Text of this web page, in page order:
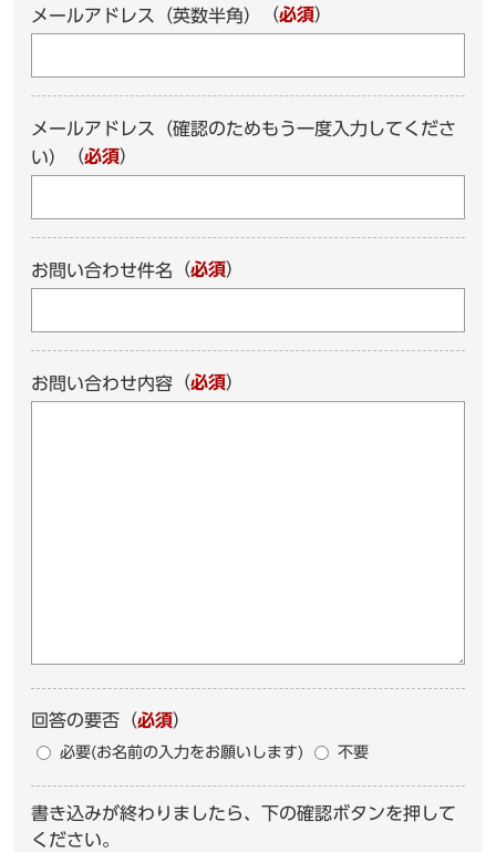
メールアドレス（英数半角） （必須）
メールアドレス（確認のためもう一度入力してくださ
い）
（必須）
お問い合わせ件名 （必須）
お問い合わせ内容 （必須）
回答の要否 （必須）
必要(お名前の入力をお願いします) 不要
書き込みが終わりましたら、下の確認ボタンを押して
ください。